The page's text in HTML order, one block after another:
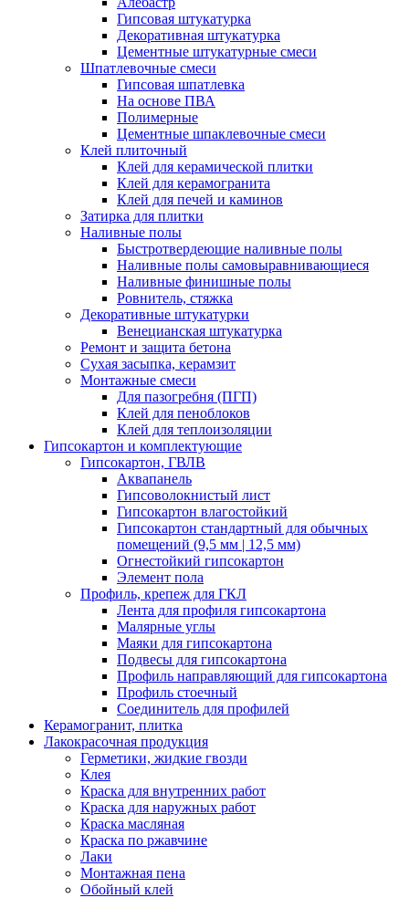
Гипсовая штукатурка
Декоративная штукатурка
Цементные штукатурные смеси
Шпатлевочные смеси
Гипсовая шпатлевка
На основе ПВА
Полимерные
Цементные шпаклевочные смеси
Клей плиточный
Клей для керамической плитки
Клей для керамогранита
Клей для печей и каминов
Затирка для плитки
Наливные полы
Быстротвердеющие наливные полы
Наливные полы самовыравнивающиеся
Наливные финишные полы
Ровнитель, стяжка
Декоративные штукатурки
Венецианская штукатурка
Ремонт и защита бетона
Сухая засыпка, керамзит
Монтажные смеси
Для пазогребня (ПГП)
Клей для пеноблоков
Клей для теплоизоляции
Гипсокартон и комплектующие
Гипсокартон, ГВЛВ
Аквапанель
Гипсоволокнистый лист
Гипсокартон влагостойкий
Гипсокартон стандартный для обычных
помещений (9,5 мм | 12,5 мм)
Огнестойкий гипсокартон
Элемент пола
Профиль, крепеж для ГКЛ
Лента для профиля гипсокартона
Малярные углы
Маяки для гипсокартона
Подвесы для гипсокартона
Профиль направляющий для гипсокартона
Профиль стоечный
Соединитель для профилей
Керамогранит, плитка
Лакокрасочная продукция
Герметики, жидкие гвозди
Клея
Краска для внутренних работ
Краска для наружных работ
Краска масляная
Краска по ржавчине
Лаки
Монтажная пена
Обойный клей